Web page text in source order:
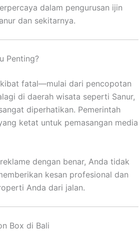
dalam pengurusan ijin
dan sekitarnya.
Penting?
fatal—mulai dari pencopotan
di daerah wisata seperti Sanur,
diperhatikan. Pemerintah
ketat untuk pemasangan media
dengan benar, Anda tidak
kesan profesional dan
Anda dari jalan.
Box di Bali